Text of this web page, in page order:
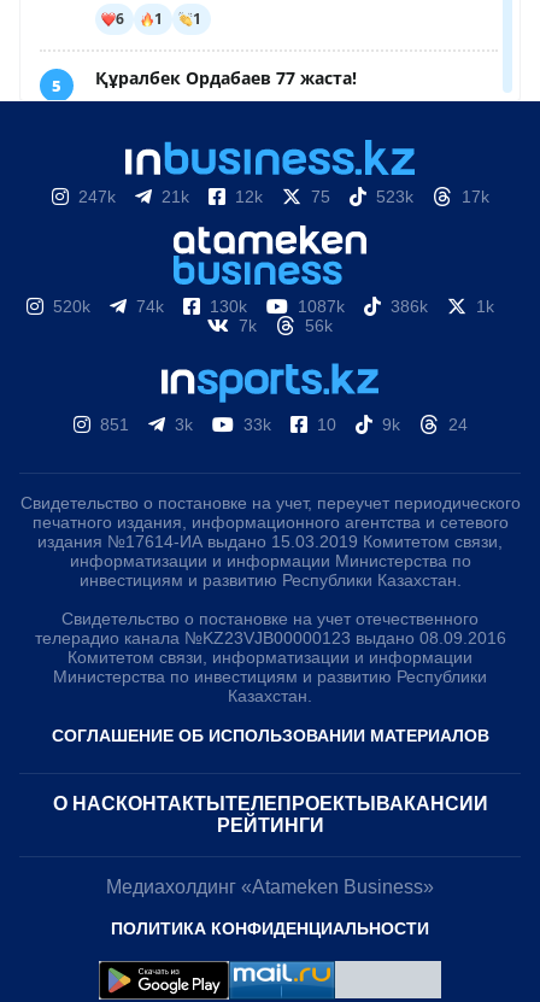
247k 21k 12k 75 523k 17k
520k 74k 130k 1087k 386k
1k
7k
56k
851 3k 33k 10 9k 24
Свидетельство о постановке на учет, переучет периодического
печатного издания, информационного агентства и сетевого
издания №17614-ИА выдано 15.03.2019 Комитетом связи,
информатизации и информации Министерства по
инвестициям и развитию Республики Казахстан.
Свидетельство о постановке на учет отечественного
телерадио канала №KZ23VJB00000123 выдано 08.09.2016
Комитетом связи, информатизации и информации
Министерства по инвестициям и развитию Республики
Казахстан.
СОГЛАШЕНИЕ ОБ ИСПОЛЬЗОВАНИИ МАТЕРИАЛОВ
О НАС КОНТАКТЫ ТЕЛЕПРОЕКТЫ ВАКАНСИИ
РЕЙТИНГИ
Медиахолдинг «Atameken Business»
ПОЛИТИКА КОНФИДЕНЦИАЛЬНОСТИ